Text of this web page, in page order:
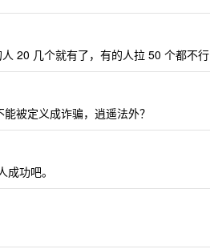
20 几个就有了，有的人拉 50 个都不行
被定义成诈骗，逍遥法外？
功吧。